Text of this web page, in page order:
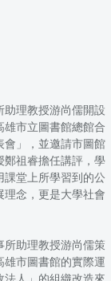
助理教授游尚儒開設
雄市立圖書館總館合
會」，並邀請市圖館
鄭祖睿擔任講評，學
堂上所學習到的公
念，更是大學社會
助理教授游尚儒策
市圖書館的實際運